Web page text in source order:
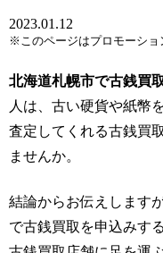
2023.01.12
※このページはプロモーショ
北海道札幌市で古銭買
人は、古い硬貨や紙幣
査定してくれる古銭買
ませんか。
結論からお伝えします
で古銭買取を申込みす